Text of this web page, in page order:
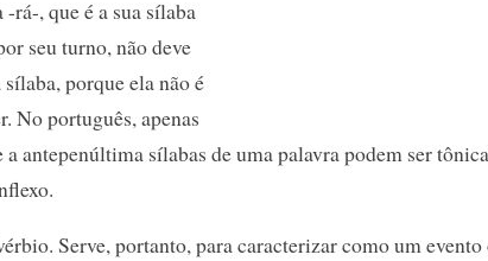
rá-, que é a sua sílaba
seu turno, não deve
porque ela não é
No português, apenas
antepenúltima sílabas de uma palavra podem ser
Serve, portanto, para caracterizar como um evento